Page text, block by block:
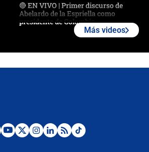
🔴 EN VIVO | Primer discurso de
Abelardo de la Espriella como
presidente de Colombia
Desde dermatitis hasta infecciones:
Más videos